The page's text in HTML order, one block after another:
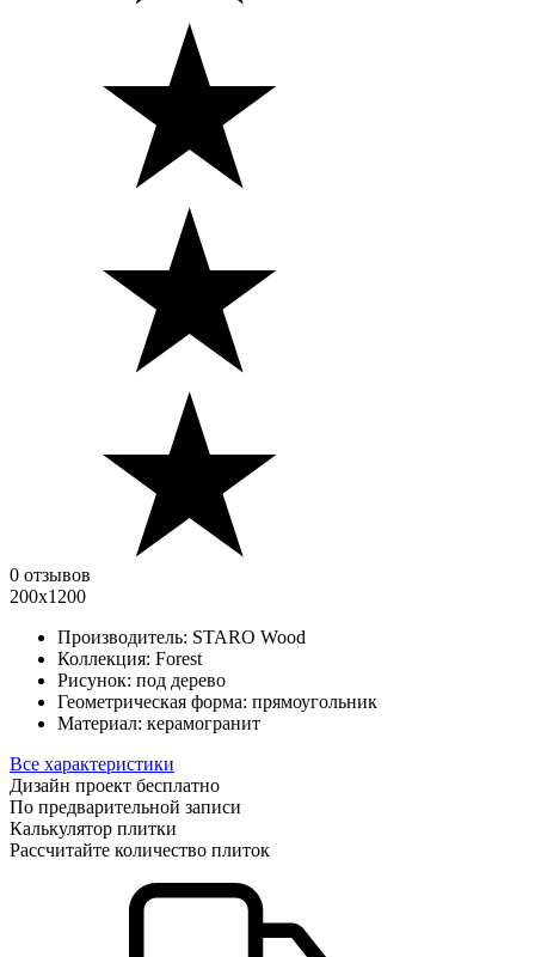
0 отзывов
200x1200
Производитель: STARO Wood
Коллекция: Forest
Рисунок: под дерево
Геометрическая форма: прямоугольник
Материал: керамогранит
Все характеристики
Дизайн проект бесплатно
По предварительной записи
Калькулятор плитки
Рассчитайте количество плиток